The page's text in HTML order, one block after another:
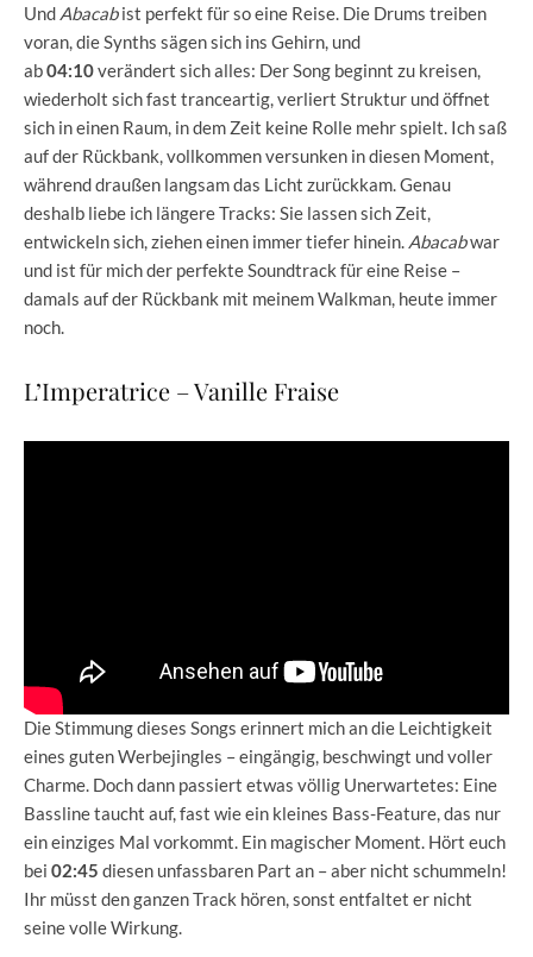
Und Abacabist perfekt für so eine Reise. Die Drums treiben
voran, die Synths sägen sich ins Gehirn, und
ab04:10verändert sich alles: Der Song beginnt zu kreisen,
wiederholt sich fast tranceartig, verliert Struktur und öffnet
sich in einen Raum, in dem Zeit keine Rolle mehr spielt. Ich saß
auf der Rückbank, vollkommen versunken in diesen Moment,
während draußen langsam das Licht zurückkam. Genau
deshalb liebe ich längere Tracks: Sie lassen sich Zeit,
entwickeln sich, ziehen einen immer tiefer hinein. Abacabwar
und ist für mich der perfekte Soundtrack für eine Reise –
damals auf der Rückbank mit meinem Walkman, heute immer
noch.
L’Imperatrice – Vanille Fraise
Die Stimmung dieses Songs erinnert mich an die Leichtigkeit
eines guten Werbejingles – eingängig, beschwingt und voller
Charme. Doch dann passiert etwas völlig Unerwartetes: Eine
Bassline taucht auf, fast wie ein kleines Bass-Feature, das nur
ein einziges Mal vorkommt. Ein magischer Moment. Hört euch
bei 02:45 diesen unfassbaren Part an – aber nicht schummeln!
Ihr müsst den ganzen Track hören, sonst entfaltet er nicht
seine volle Wirkung.